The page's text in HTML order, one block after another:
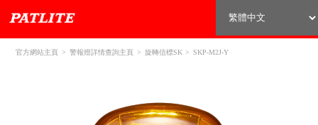
官方網站主頁 警報燈詳情查詢主頁 旋轉信標SK SKP-M2J-Y